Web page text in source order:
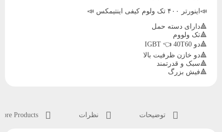
📣اینورتر ۴۰۰ تک ولوم کیفی اینتیمکس 📣
🔺دارای دسته حمل
🔺تک ولووم
🔺دو IGBT 👈 40T60
🔺دو خازن ظرفیت بالا
🔺سبک و قدرتمند
🔺فیش بزرگ
🔺صفحه دیجیتال نشکن
توضیحات نظرات